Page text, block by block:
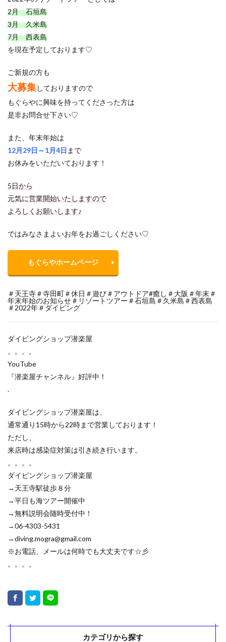
2月 石垣島
3月 久米島
7月 西表島
を現在予定しております♡
ご新規の方も
大募集しておりますので
もぐらやに興味を持ってくださった方は
是非お問合せ下さい♡
また、年末年始は
12月29日～1月4日 まで
お休みをいただいております！
5日から
元気に営業開始いたしますので
よろしくお願いします♪
ではみなさまよいお年をお過ごしください♡
もぐらやホームページ
＃天王寺＃寺田町＃休日＃遊び＃アウトドア#癒し＃大阪＃年末＃
年末年始のお知らせ＃リゾートツアー＃石垣島＃久米島＃西表島
＃2022年＃ダイビング
ダイビングショップ潜楽屋
。。。。
YouTube
『潜楽屋チャンネル』好評中！
.
ダイビングショップ潜楽屋は、
通常通り15時から22時まで営業しております！
ただし、
来店時は感染症対策は引き続き行います。
。。。。
ダイビングショップ潜楽屋
→天王寺駅徒歩８分
→平日も海ツアー開催中
→無料説明会随時受付中！
→06-4303-5431
→diving.mogra@gmail.com
※お電話、メールは何時でも大丈夫です☆彡
。。。。
カテゴリから探す